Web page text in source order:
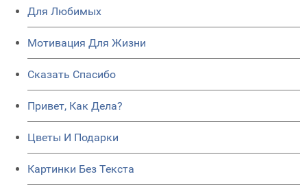
Для Любимых
Мотивация Для Жизни
Сказать Спасибо
Привет, Как Дела?
Цветы И Подарки
Картинки Без Текста